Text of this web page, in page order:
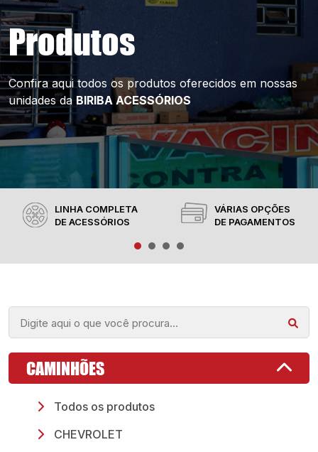
Produtos
Confira aqui todos os produtos oferecidos em nossas
unidades da BIRIBA ACESSÓRIOS
LINHA COMPLETA
DE ACESSÓRIOS
VÁRIAS OPÇÕES
DE PAGAMENTOS
CAMINHÕES
Todos os produtos
CHEVROLET